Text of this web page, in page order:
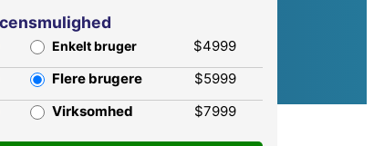
Enkelt bruger
$4999
Flere brugere
$5999
Virksomhed
$7999